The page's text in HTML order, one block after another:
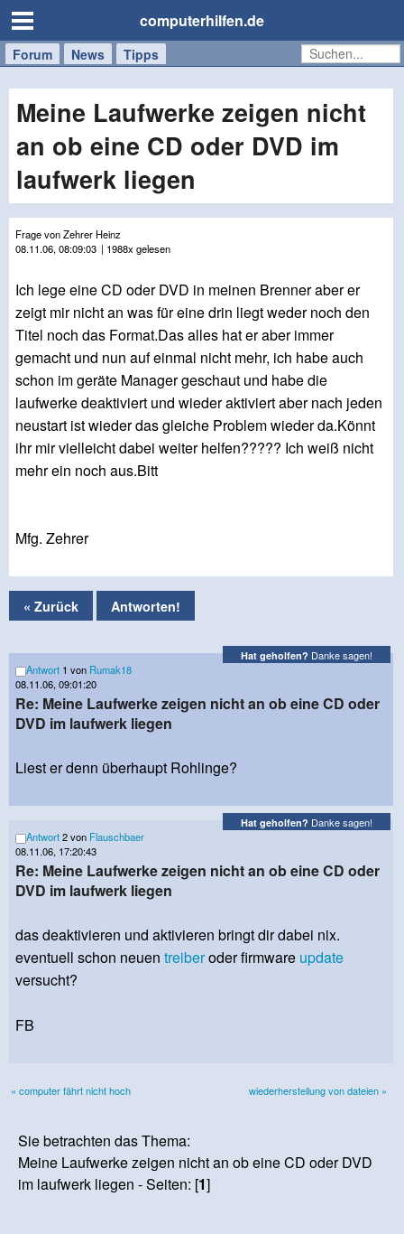
computerhilfen.de
Forum News Tipps
Handy
Tablet
Windows
Mac
Meine Laufwerke zeigen nicht
an ob eine CD oder DVD im
laufwerk liegen
Frage von Zehrer Heinz
08.11.06, 08:09:03 | 1988x gelesen
Ich lege eine CD oder DVD in meinen Brenner aber er
zeigt mir nicht an was für eine drin liegt weder noch den
Titel noch das Format.Das alles hat er aber immer
gemacht und nun auf einmal nicht mehr, ich habe auch
schon im geräte Manager geschaut und habe die
laufwerke deaktiviert und wieder aktiviert aber nach jeden
neustart ist wieder das gleiche Problem wieder da.Könnt
ihr mir vielleicht dabei weiter helfen????? Ich weiß nicht
mehr ein noch aus.Bitt
Mfg. Zehrer
« Zurück Antworten!
Hat geholfen? Danke sagen!
Antwort 1 von Rumak18
08.11.06, 09:01:20
Re: Meine Laufwerke zeigen nicht an ob eine CD oder
DVD im laufwerk liegen
Liest er denn überhaupt Rohlinge?
Hat geholfen? Danke sagen!
Antwort2 von Flauschbaer
08.11.06, 17:20:43
Re: Meine Laufwerke zeigen nicht an ob eine CD oder
DVD im laufwerk liegen
das deaktivieren und aktivieren bringt dir dabei nix.
eventuell schon neuen treiberoder firmware update
versucht?
FB
« computer fährt nicht hoch wiederherstellung von dateien »
Sie betrachten das Thema:
Meine Laufwerke zeigen nicht an ob eine CD oder DVD
im laufwerk liegen - Seiten: [1]